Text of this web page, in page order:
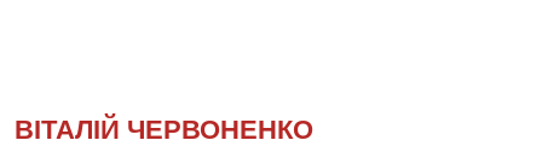
ВІТАЛІЙ ЧЕРВОНЕНКО